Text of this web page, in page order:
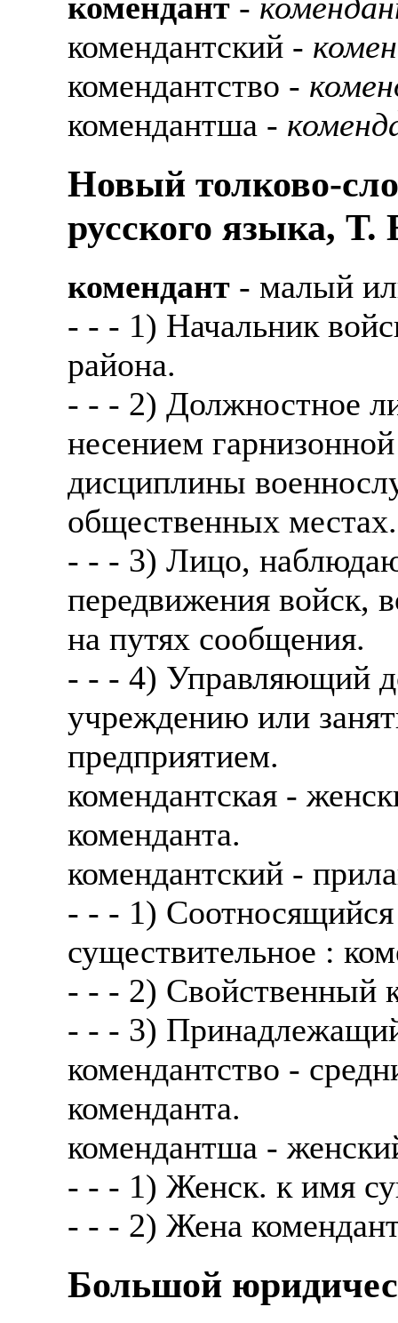
комендантский -
комендантство -
комендантша -
Новый толково-
русского языка,
комендант - малый
- - - 1) Начальник
района.
- - - 2) Должностное
несением
дисциплины
общественных местах.
- - - 3) Лицо,
передвижения войск,
на путях сообщения.
- - - 4) Управляющий
учреждению или
предприятием.
комендантская -
коменданта.
комендантский -
- - - 1)
существительное :
- - - 2) Свойственный
- - - 3)
комендантство -
коменданта.
комендантша -
- - - 1) Женск. к имя
- - - 2) Жена
Большой